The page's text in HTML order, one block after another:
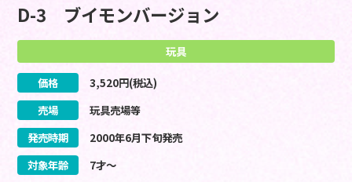
D-3 ブイモンバージョン
玩具
価格 3,520円(税込)
売場
玩具売場等
発売時期
2000年6月下旬発売
対象年齢
7才～